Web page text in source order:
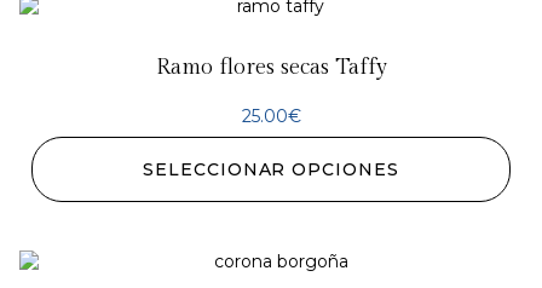
Ramo flores secas Taffy
25.00€
SELECCIONAR OPCIONES